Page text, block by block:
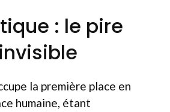
: le pire
la première place en
humaine, étant